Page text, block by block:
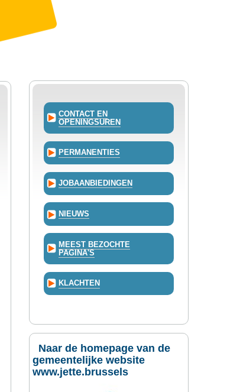
CONTACT EN
OPENINGSUREN
PERMANENTIES
JOBAANBIEDINGEN
NIEUWS
MEEST BEZOCHTE
PAGINA'S
KLACHTEN
Naar de homepage van de
gemeentelijke website
www.jette.brussels